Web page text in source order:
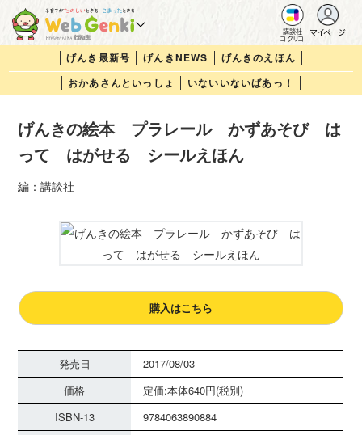
講談社
コクリコ
マイページ
げんき最新号 げんきNEWS
げんきのえほん
おかあさんといっしょ
いないいないばあっ！
げんきの絵本 プラレール かずあそび は
って はがせる シールえほん
編：講談社
購入はこちら
発売日
2017/08/03
価格
定価:本体640円(税別)
ISBN-13
9784063890884